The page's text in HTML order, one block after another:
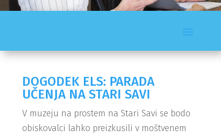
DOGODEK ELS: PARADA
UČENJA NA STARI SAVI
V muzeju na prostem na Stari Savi se bodo
obiskovalci lahko preizkusili v moštvenem